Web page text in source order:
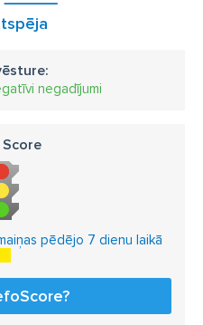
negadījumi
pēdējo 7 dienu laikā